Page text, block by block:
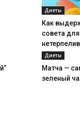
Диеты
Как
совета
Диеты
Матча —
зеленый